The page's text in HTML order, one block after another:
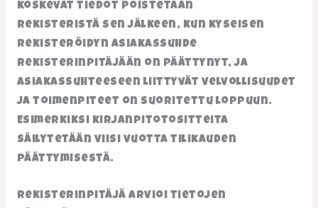
koskevat tiedot poistetaan
rekisteristä sen jälkeen, kun kyseisen
rekisteröidyn asiakassuhde
rekisterinpitäjään on päättynyt, ja
asiakassuhteeseen liittyvät velvollisuudet
ja toimenpiteet on suoritettu loppuun.
Esimerkiksi kirjanpitotositteita
säilytetään viisi vuotta tilikauden
päättymisestä.
Rekisterinpitäjä arvioi tietojen